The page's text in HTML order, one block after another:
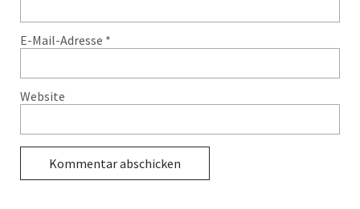
E-Mail-Adresse *
Website